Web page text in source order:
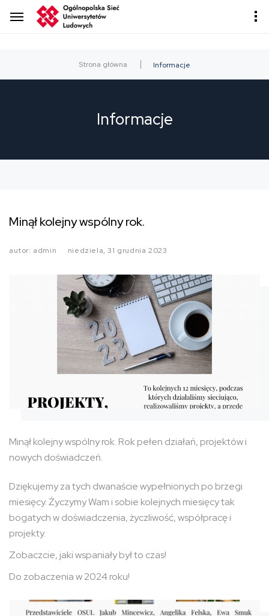
Strona główna Informacje
Informacje
Minął kolejny wspólny rok.
autor: admin niedziela, 31 grudnia 2023
Minął kolejny wspólny rok. Rok pełen działań, projektów i
nowych doświadczeń.
Dziękujemy za tych dwanaście wypełnionych po brzegi
miesięcy. Życzymy Wam i sobie kolejnych miesięcy tak
bogatych w doświadczenia, życzliwość, współpracę i
projekty.
Zobaczcie, jaki wspaniały był to czas!
Do zobaczenia w 2024 roku!